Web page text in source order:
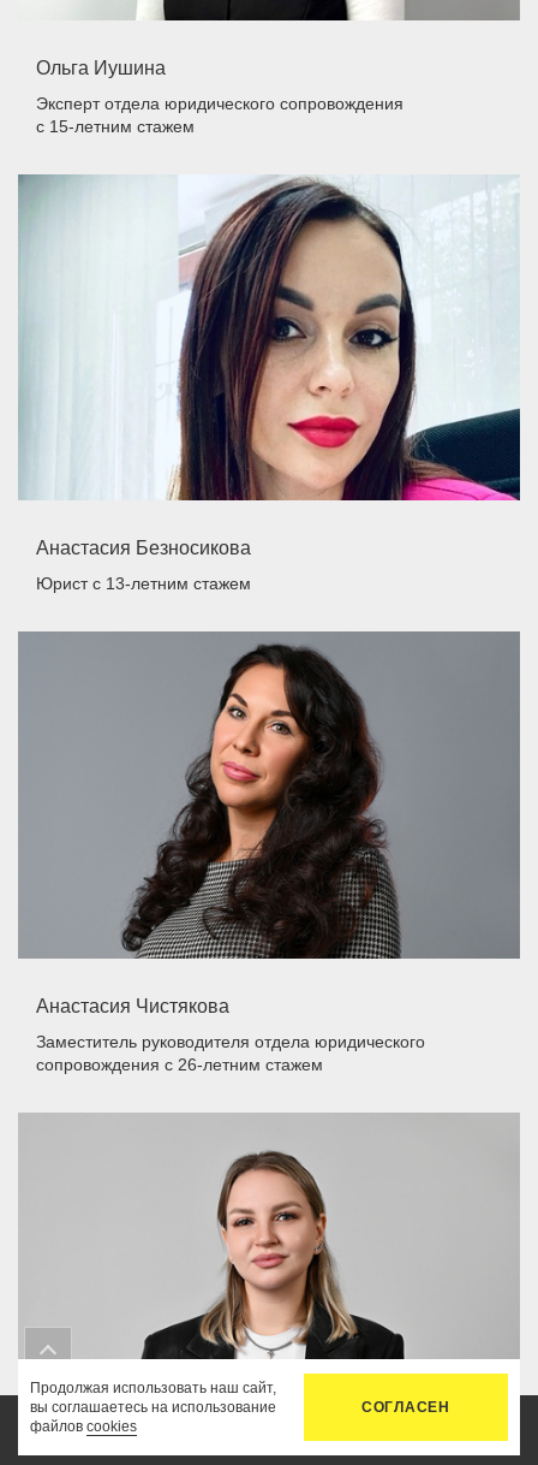
Ольга Иушина
Эксперт отдела юридического сопровождения
с 15-летним стажем
Анастасия Безносикова
Юристс 13-летним стажем
Анастасия Чистякова
Заместитель руководителя отдела юридического
сопровождения с 26-летним стажем
Продолжая использовать наш сайт,
вы соглашаетесь на использование
файлов cookies
СОГЛАСЕН